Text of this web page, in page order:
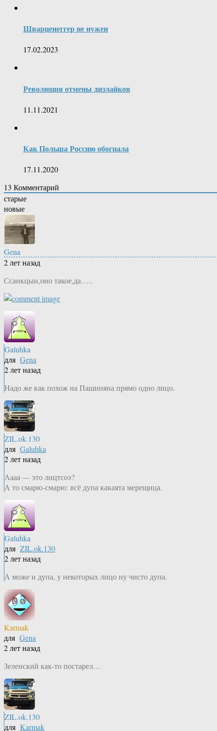
Шварценеггер не нужен
17.02.2023
Революция отмены дизлайков
11.11.2021
Как Польша Россию обогнала
17.11.2020
13 Комментарий
старые
новые
Gena
2 лет назад
Ссанкцыи,оно такое,да…..
Galuhka
для Gena
2 лет назад
Надо же как похож на Пашиняна прямо одно лицо.
ZIL.ok.130
для Galuhka
2 лет назад
Аааа — это лицтсоэ?
А то смарю-смарю: всё дупа какаята мерещица.
Galuhka
для ZIL.ok.130
2 лет назад
А може и дупа, у некоторых лицо ну чисто дупа.
Karmak
для Gena
2 лет назад
Зеленский как-то постарел…
ZIL.ok.130
для Karmak